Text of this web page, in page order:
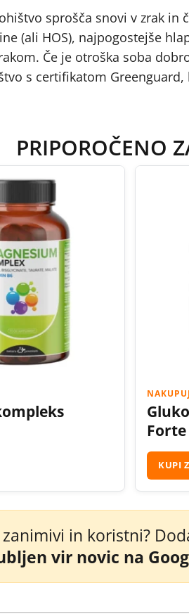
sprošča snovi v zrak
(ali HOS), najpogostejše
Če je otroška soba
s certifikatom
PRIPOROČENO
Forte
KUPI
in koristni?
vir novic na